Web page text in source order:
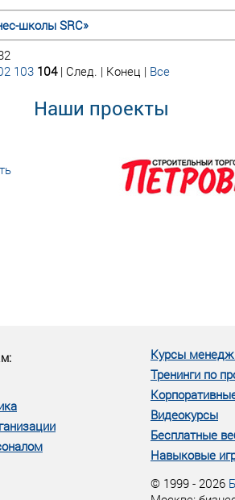
школы SRC»
103 104| След. | Конец | Все
Наши проекты
Курсы
Тренинги по
Видеокурсы
Бесплатные
Навыковые
© 1999 - 2026